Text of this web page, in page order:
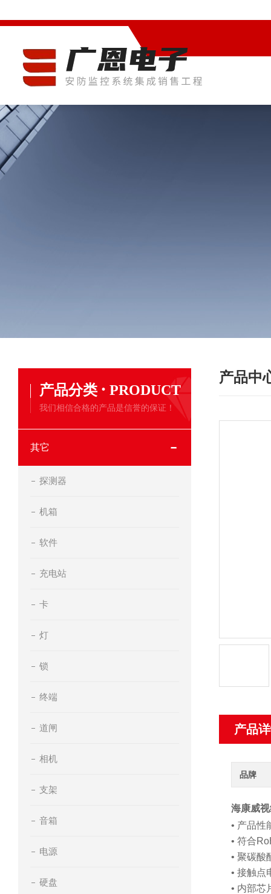
产品分类 · PRODUCT
我们相信合格的产品是信誉的保证！
其它
探测器
机箱
软件
充电站
卡
灯
锁
终端
道闸
相机
支架
音箱
电源
硬盘
产品中
产品
品牌
海康威
• 产品性
• 符合
• 聚碳酸
• 接触点
• 内部芯